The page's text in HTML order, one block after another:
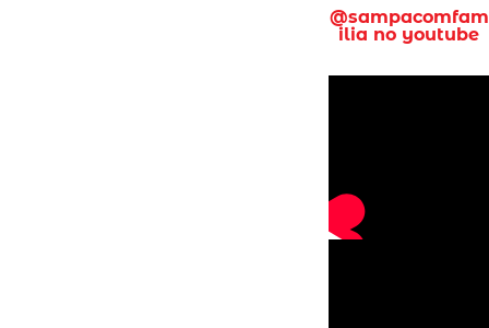
@sampacomfam
ilia no youtube